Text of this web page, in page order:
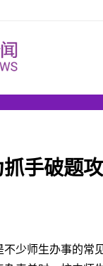
手破题
少师生办事的常